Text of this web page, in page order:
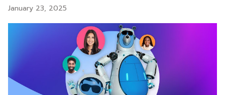
January 23, 2025